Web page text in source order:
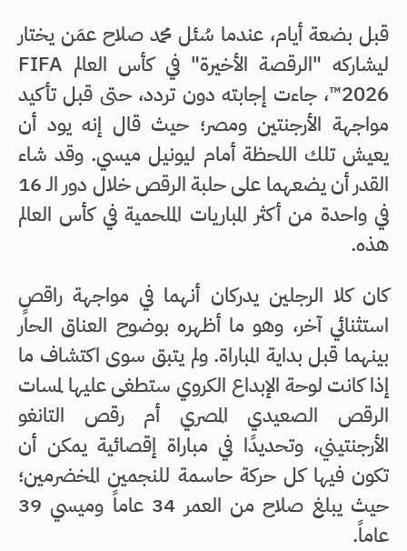
قبل بضعة أيام، عندما سُئل محمد صلاح عمَن يختار
ليشاركه "الرقصة الأخيرة" في كأس العالم FIFA
2026™، جاءت إجابته دون تردد، حتى قبل تأكيد
مواجهة الأرجنتين ومصر؛ حيث قال إنه يود أن
يعيش تلك اللحظة أمام ليونيل ميسي. وقد شاء
القدر أن يضعهما على حلبة الرقص خلال دور الـ 16
في واحدة من أكثر المباريات الملحمية في كأس العالم
هذه.
كان كلا الرجلين يدركان أنهما في مواجهة راقصٍ
استثنائي آخر، وهو ما أظهره بوضوح العناق الحار
بينهما قبل بداية المباراة. ولم يتبق سوى اكتشاف ما
إذا كانت لوحة الإبداع الكروي ستطغى عليها لمسات
الرقص الصعيدي المصري أم رقص التانغو
الأرجنتيني، وتحديدًا في مباراة إقصائية يمكن أن
تكون فيها كل حركة حاسمة للنجمين المخضرمين؛
حيث يبلغ صلاح من العمر 34 عاماً وميسي 39
عاماً.